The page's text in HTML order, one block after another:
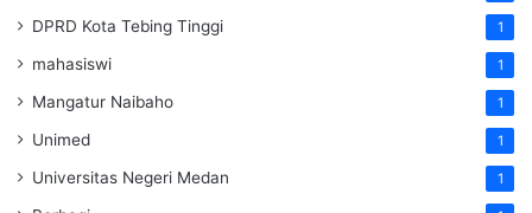
DPRD Kota Tebing Tinggi 1
mahasiswi 1
Mangatur Naibaho 1
Unimed 1
Universitas Negeri Medan 1